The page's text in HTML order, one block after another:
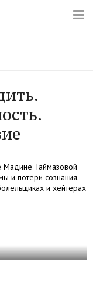
Мадине Таймазовой
и потери сознания.
и хейтерах